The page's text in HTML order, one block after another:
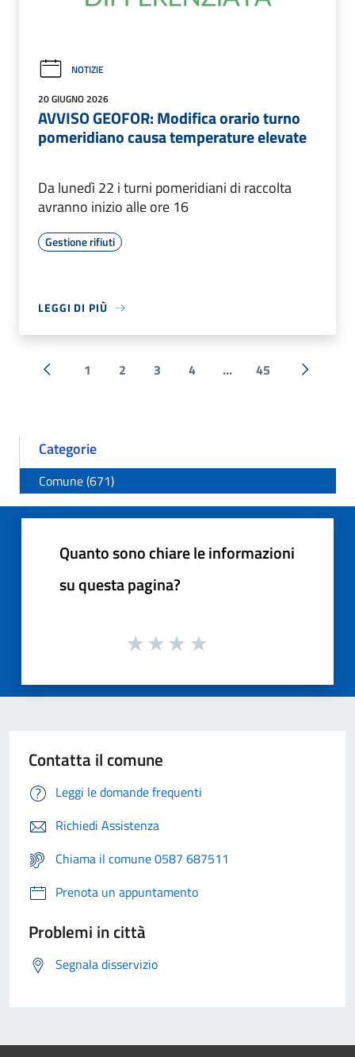
NOTIZIE
20 GIUGNO 2026
AVVISO GEOFOR: Modifica orario turno
pomeridiano causa temperature elevate
Da lunedì 22 i turni pomeridiani di raccolta
avranno inizio alle ore 16
Gestione rifiuti
LEGGI DI PIÙ
« Precedente
1 2 3 4 ... 45
Categorie
Comune (671)
Quanto sono chiare le informazioni
su questa pagina?
Contatta il comune
Leggi le domande frequenti
Richiedi Assistenza
Chiama il comune 0587 687511
Prenota un appuntamento
Problemi in città
Segnala disservizio